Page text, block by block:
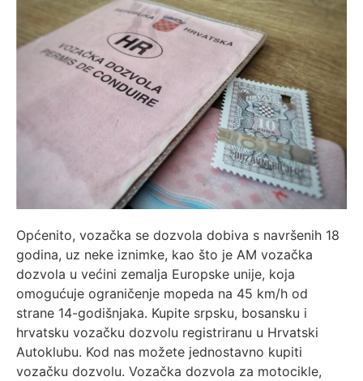
Općenito, vozačka se dozvola dobiva s navršenih 18
godina, uz neke iznimke, kao što je AM vozačka
dozvola u većini zemalja Europske unije, koja
omogućuje ograničenje mopeda na 45 km/h od
strane 14-godišnjaka. Kupite srpsku, bosansku i
hrvatsku vozačku dozvolu registriranu u Hrvatski
Autoklubu. Kod nas možete jednostavno kupiti
vozačku dozvolu. Vozačka dozvola za motocikle,